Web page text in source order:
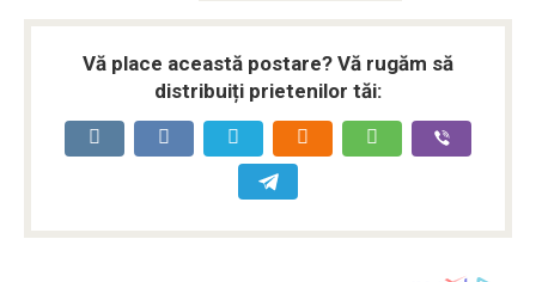
Vă place această postare? Vă rugăm să
distribuiți prietenilor tăi: